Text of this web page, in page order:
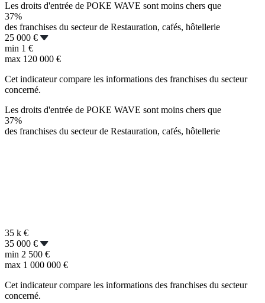
Les droits d'entrée de POKE WAVE sont moins chers que
37%
des franchises du secteur de Restauration, cafés, hôtellerie
25 000 €
min 1 €
max 120 000 €
Cet indicateur compare les informations des franchises du secteur
concerné.
Les droits d'entrée de POKE WAVE sont moins chers que
37%
des franchises du secteur de Restauration, cafés, hôtellerie
35 k €
35 000 €
min 2 500 €
max 1 000 000 €
Cet indicateur compare les informations des franchises du secteur
concerné.